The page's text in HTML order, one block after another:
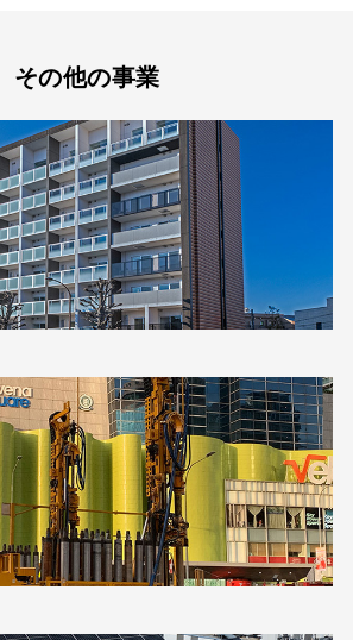
その他の事業